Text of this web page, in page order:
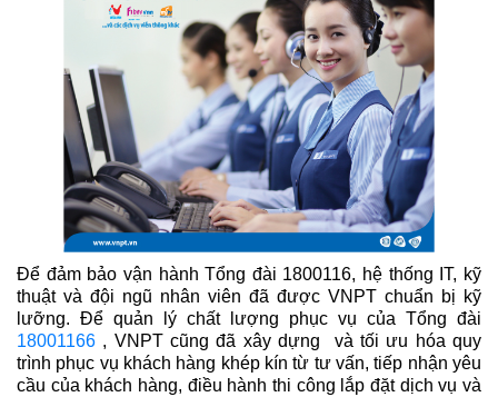
Để đảm bảo vận hành Tổng đài 1800116, hệ thống IT, kỹ
thuật và đội ngũ nhân viên đã được VNPT chuẩn bị kỹ
lưỡng. Để quản lý chất lượng phục vụ của Tổng đài
18001166 , VNPT cũng đã xây dựng và tối ưu hóa quy
trình phục vụ khách hàng khép kín từ tư vấn, tiếp nhận yêu
cầu của khách hàng, điều hành thi công lắp đặt dịch vụ và